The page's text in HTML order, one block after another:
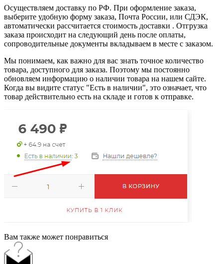
Осуществляем доставку по РФ. При оформление заказа,
выберите удобную форму заказа, Почта России, или СДЭК,
автоматически рассчитается стоимость доставки . Отгрузка
заказа происходит на следующий день после оплаты,
сопроводительные документы вкладываем в месте с заказом.
Мы понимаем, как важно для вас знать точное количество
товара, доступного для заказа. Поэтому мы постоянно
обновляем информацию о наличии товара на нашем сайте.
Когда вы видите статус "Есть в наличии", это означает, что
товар действительно есть на складе и готов к отправке.
Вам также может понравиться